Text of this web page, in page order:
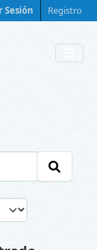
Sesión Registro